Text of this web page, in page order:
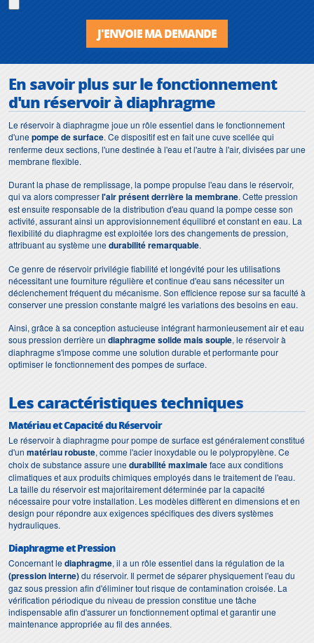
J'ENVOIE MA DEMANDE
En savoir plus sur le fonctionnement
d'un réservoir à diaphragme
Le réservoir à diaphragme joue un rôle essentiel dans le fonctionnement
d'unepompe de surface. Ce dispositif est en fait une cuve scellée qui
renferme deux sections, l'une destinée à l'eau et l'autre à l'air, divisées par une
membrane flexible.
Durant la phase de remplissage, la pompe propulse l'eau dans le réservoir,
qui va alors compresserl'air présent derrière la membrane. Cette pression
est ensuite responsable de la distribution d'eau quand la pompe cesse son
activité, assurant ainsi un approvisionnement équilibré et constant en eau. La
flexibilité du diaphragme est exploitée lors des changements de pression,
attribuant au système unedurabilité remarquable.
Ce genre de réservoir privilégie fiabilité et longévité pour les utilisations
nécessitant une fourniture régulière et continue d'eau sans nécessiter un
déclenchement fréquent du mécanisme. Son efficience repose sur sa faculté à
conserver une pression constante malgré les variations des besoins en eau.
Ainsi, grâce à sa conception astucieuse intégrant harmonieusement air et eau
sous pression derrière un diaphragme solide mais souple, le réservoir à
diaphragme s'impose comme une solution durable et performante pour
optimiser le fonctionnement des pompes de surface.
Les caractéristiques techniques
Matériau et Capacité du Réservoir
Le réservoir à diaphragme pour pompe de surface est généralement constitué
d'un matériau robuste, comme l'acier inoxydable ou le polypropylène. Ce
choix de substance assure unedurabilité maximaleface aux conditions
climatiques et aux produits chimiques employés dans le traitement de l'eau.
La taille du réservoir est majoritairement déterminée par la capacité
nécessaire pour votre installation. Les modèles diffèrent en dimensions et en
design pour répondre aux exigences spécifiques des divers systèmes
hydrauliques.
Diaphragme et Pression
Concernant lediaphragme, il a un rôle essentiel dans la régulation de la
(pression interne)du réservoir. Il permet de séparer physiquement l'eau du
gaz sous pression afin d'éliminer tout risque de contamination croisée. La
vérification périodique du niveau de pression constitue une tâche
indispensable afin d'assurer un fonctionnement optimal et garantir une
maintenance appropriée au fil des années.